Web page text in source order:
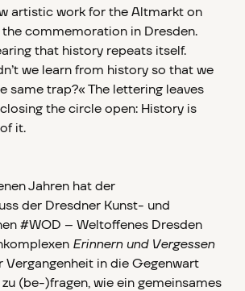
artistic work for the Altmarkt on
commemoration in Dresden.
that history repeats itself.
we learn from history so that we
same trap?« The lettering leaves
the circle open: History is
it.
Jahren hat der
der Dresdner Kunst- und
#WOD – Weltoffenes Dresden
Erinnern und Vergessen
Vergangenheit in die Gegenwart
(be-)fragen, wie ein gemeinsames